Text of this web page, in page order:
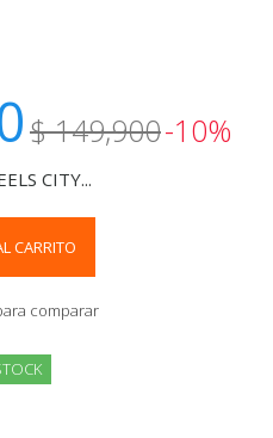
$ 149,900-10%
CITY...
CARRITO
comparar